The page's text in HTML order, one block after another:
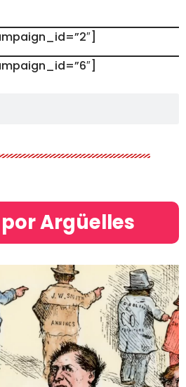
por Argüelles​